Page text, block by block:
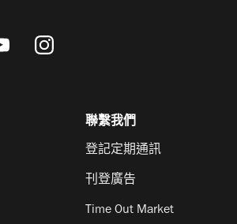
聯繫我們
登記定期通訊
刊登廣告
Time Out Market